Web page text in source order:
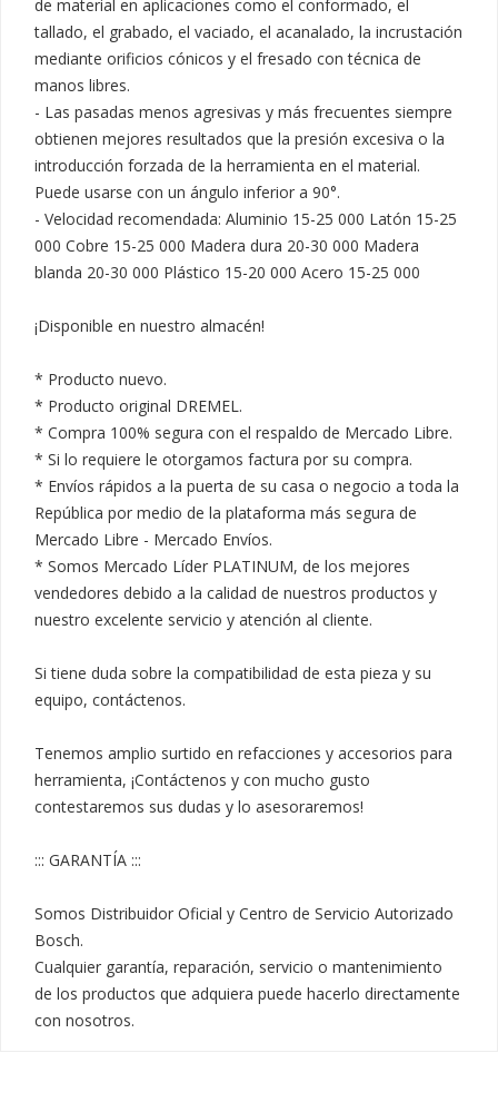
de material en aplicaciones como el conformado, el
tallado, el grabado, el vaciado, el acanalado, la incrustación
mediante orificios cónicos y el fresado con técnica de
manos libres.
- Las pasadas menos agresivas y más frecuentes siempre
obtienen mejores resultados que la presión excesiva o la
introducción forzada de la herramienta en el material.
Puede usarse con un ángulo inferior a 90°.
- Velocidad recomendada: Aluminio 15-25 000 Latón 15-25
000 Cobre 15-25 000 Madera dura 20-30 000 Madera
blanda 20-30 000 Plástico 15-20 000 Acero 15-25 000
¡Disponible en nuestro almacén!
* Producto nuevo.
* Producto original DREMEL.
* Compra 100% segura con el respaldo de Mercado Libre.
* Si lo requiere le otorgamos factura por su compra.
* Envíos rápidos a la puerta de su casa o negocio a toda la
República por medio de la plataforma más segura de
Mercado Libre - Mercado Envíos.
* Somos Mercado Líder PLATINUM, de los mejores
vendedores debido a la calidad de nuestros productos y
nuestro excelente servicio y atención al cliente.
Si tiene duda sobre la compatibilidad de esta pieza y su
equipo, contáctenos.
Tenemos amplio surtido en refacciones y accesorios para
herramienta, ¡Contáctenos y con mucho gusto
contestaremos sus dudas y lo asesoraremos!
::: GARANTÍA :::
Somos Distribuidor Oficial y Centro de Servicio Autorizado
Bosch.
Cualquier garantía, reparación, servicio o mantenimiento
de los productos que adquiera puede hacerlo directamente
con nosotros.